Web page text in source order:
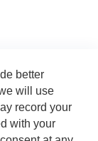
better
will use
record your
with your